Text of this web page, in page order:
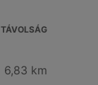
TÁVOLSÁG
6,83 km